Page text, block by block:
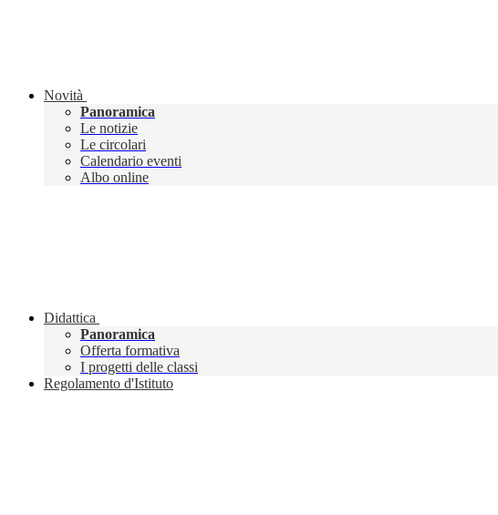
Novità
Panoramica
Le notizie
Le circolari
Calendario eventi
Albo online
Didattica
Panoramica
Offerta formativa
I progetti delle classi
Regolamento d'Istituto